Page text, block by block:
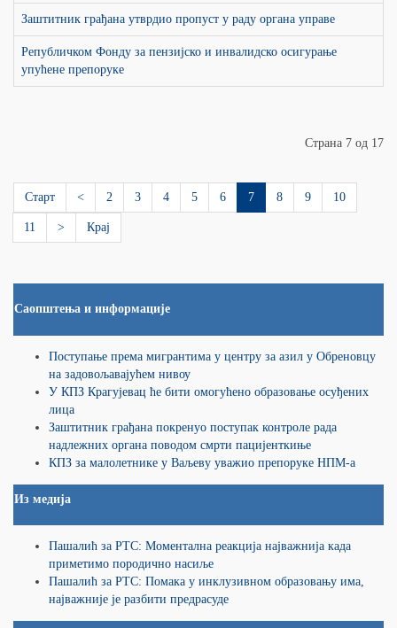
Заштитник грађана утврдио пропуст у раду органа управе
Републичком Фонду за пензијско и инвалидско осигурање
упућене препоруке
Страна 7 од 17
Старт < 2 3 4 5 6 7 8 9 10
11 > Крај
Саопштења и информације
Поступање према мигрантима у центру за азил у Обреновцу
на задовољавајућем нивоу
У КПЗ Крагујевац ће бити омогућено образовање осуђених
лица
Заштитник грађана покренуо поступак контроле рада
надлежних органа поводом смрти пацијенткиње
КПЗ за малолетнике у Ваљеву уважио препоруке НПМ-а
Из медија
Пашалић за РТС: Моментална реакција најважнија када
приметимо породично насиље
Пашалић за РТС: Помака у инклузивном образовању има,
најважније је разбити предрасуде